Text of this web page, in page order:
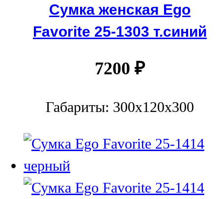
Сумка женская Ego
Favorite 25-1303 т.синий
7200 ₽
Габариты: 300х120х300